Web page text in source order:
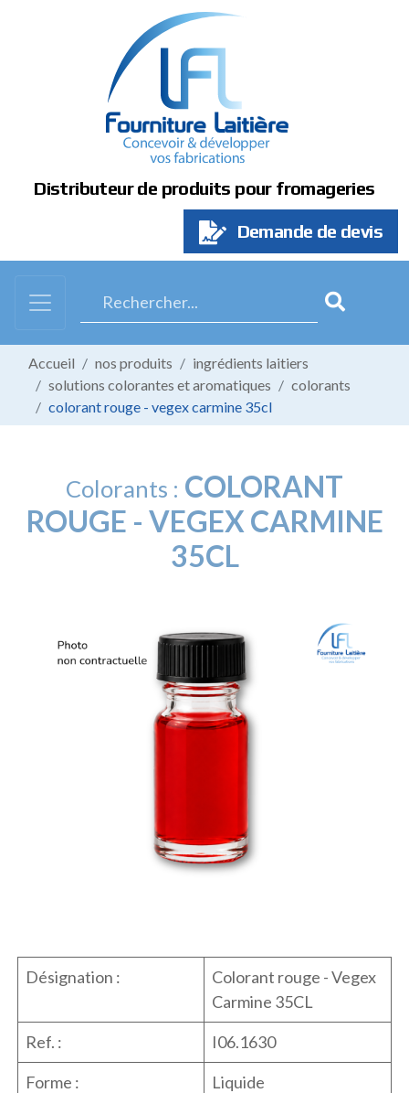
Distributeur de produits pour fromageries
Demande de devis
Accueil nos produits
ingrédients laitiers
solutions colorantes et aromatiques
colorants
colorant rouge - vegex carmine 35cl
Colorants : COLORANT
ROUGE - VEGEX CARMINE
35CL
Désignation :
Colorant rouge - Vegex
Carmine 35CL
Ref. :
I06.1630
Forme :
Liquide
Panneau de gestion des cookies